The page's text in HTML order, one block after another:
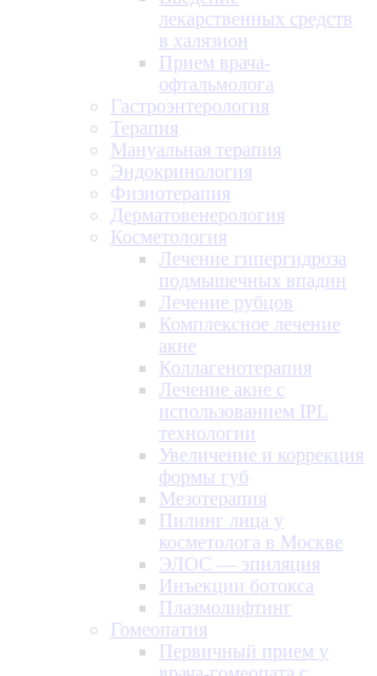
лекарственных средств
в халязион
Прием врача-
офтальмолога
Гастроэнтерология
Терапия
Мануальная терапия
Эндокринология
Физиотерапия
Дерматовенерология
Косметология
Лечение гипергидроза
подмышечных впадин
Лечение рубцов
Комплексное лечение
акне
Коллагенотерапия
Лечение акне с
использованием IPL
технологии
Увеличение и коррекция
формы губ
Мезотерапия
Пилинг лица у
косметолога в Москве
ЭЛОС — эпиляция
Инъекции ботокса
Плазмолифтинг
Гомеопатия
Первичный прием у